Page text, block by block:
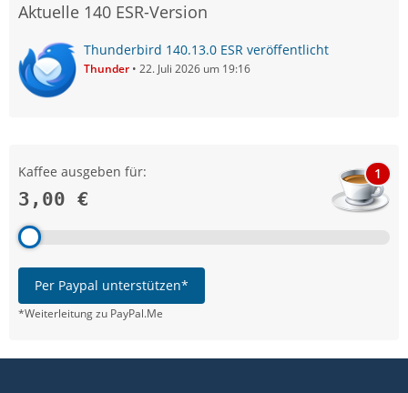
Aktuelle 140 ESR-Version
Thunderbird 140.13.0 ESR veröffentlicht
Thunder 22. Juli 2026 um 19:16
Kaffee ausgeben für:
3,00 €
1
Per Paypal unterstützen*
*Weiterleitung zu PayPal.Me